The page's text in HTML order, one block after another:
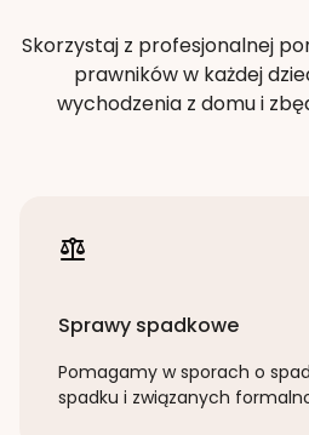
Skorzystaj z profesjonalnej
prawników w każdej
wychodzenia z domu i
Sprawy spadkowe
Pomagamy w sporach o
spadku i związanych